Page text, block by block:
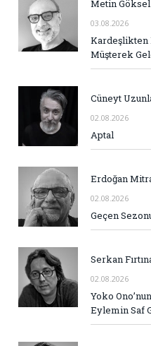
Metin Göksel
03.08.2026
Kardeşlikten
Müşterek
Cüneyt
02.08.2026
Aptal
Erdoğan
02.08.2026
Geçen
Serkan
02.08.2026
Yoko
Eylemin Saf